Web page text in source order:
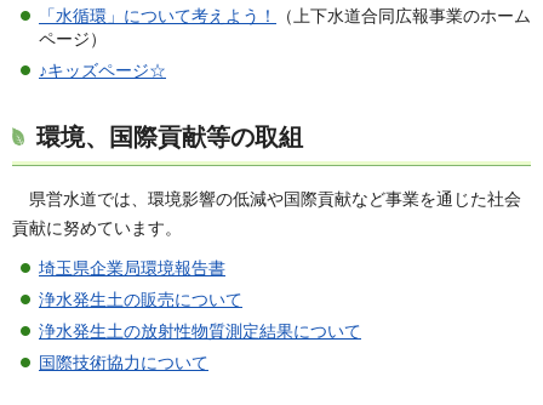
「水循環」について考えよう！
（上下水道合同広報事業のホーム
ページ）
♪キッズページ☆
環境、国際貢献等の取組
県営水道では、環境影響の低減や国際貢献など事業を通じた社会
貢献に努めています。
埼玉県企業局環境報告書
浄水発生土の販売について
浄水発生土の放射性物質測定結果について
国際技術協力について